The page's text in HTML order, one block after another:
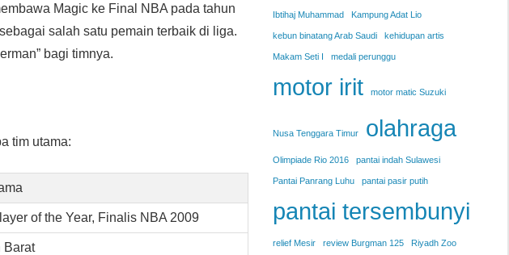
Magic ke Final NBA pada tahun
salah satu pemain terbaik di liga.
bagi timnya.
tim utama:
of the Year, Finalis NBA 2009
Barat
Ibtihaj Muhammad Kampung Adat Lio
kebun binatang Arab Saudi kehidupan artis
Makam Seti I medali perunggu
motor irit motor matic Suzuki
Nusa Tenggara Timur olahraga
Olimpiade Rio 2016 pantai indah Sulawesi
Pantai Panrang Luhu pantai pasir putih
pantai tersembunyi
relief Mesir review Burgman 125 Riyadh Zoo